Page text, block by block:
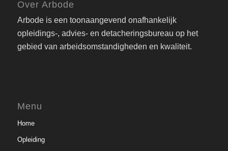
Over Arbode
Arbode is een toonaangevend onafhankelijk
opleidings-, advies- en detacheringsbureau op het
gebied van arbeidsomstandigheden en kwaliteit.
Menu
Home
Opleiding